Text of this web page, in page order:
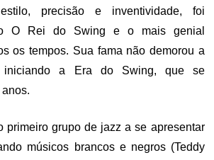
precisão e inventividade, foi
O Rei do Swing e o mais genial
os tempos. Sua fama não demorou a
iniciando a Era do Swing, que se
primeiro grupo de jazz a se apresentar
músicos brancos e negros (Teddy